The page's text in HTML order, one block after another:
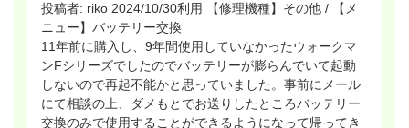
投稿者: riko 2024/10/30利用 【修理機種】その他 / 【メ
ニュー】バッテリー交換
11年前に購入し、9年間使用していなかったウォークマ
ンFシリーズでしたのでバッテリーが膨らんでいて起動
しないので再起不能かと思っていました。事前にメール
にて相談の上、ダメもとでお送りしたところバッテリー
交換のみで使用することができるようになって帰ってき